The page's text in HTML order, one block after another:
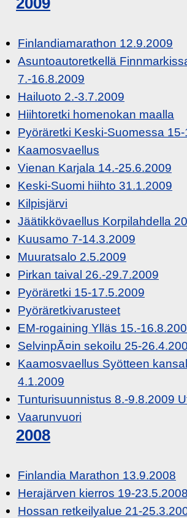
Finlandiamarathon 12.9.2009
Asuntoautoretkellä
7.-16.8.2009
Hailuoto 2.-3.7.2009
Hiihtoretki homenokan maalla
Pyöräretki Keski-Suomessa
Kaamosvaellus
Vienan Karjala 14.-25.6.2009
Keski-Suomi hiihto 31.1.2009
Kilpisjärvi
Jäätikkövaellus Korpilahdella
Kuusamo 7-14.3.2009
Muuratsalo 2.5.2009
Pirkan taival 26.-29.7.2009
Pyöräretki 15-17.5.2009
Pyöräretkivarusteet
EM-rogaining Ylläs 15.-
SelvinpÃ¤in sekoilu 25-
Kaamosvaellus Syötteen
4.1.2009
Tunturisuunnistus 8.-9.8.2009
Vaarunvuori
2008
Finlandia Marathon 13.9.2008
Herajärven kierros 19-23.5.2008
Hossan retkeilyalue 21-